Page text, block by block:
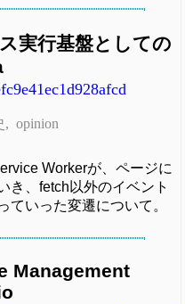
実行基盤としての
opinion
Workerが、ページに
き、fetch以外のイベント
ていった変遷について。
Management